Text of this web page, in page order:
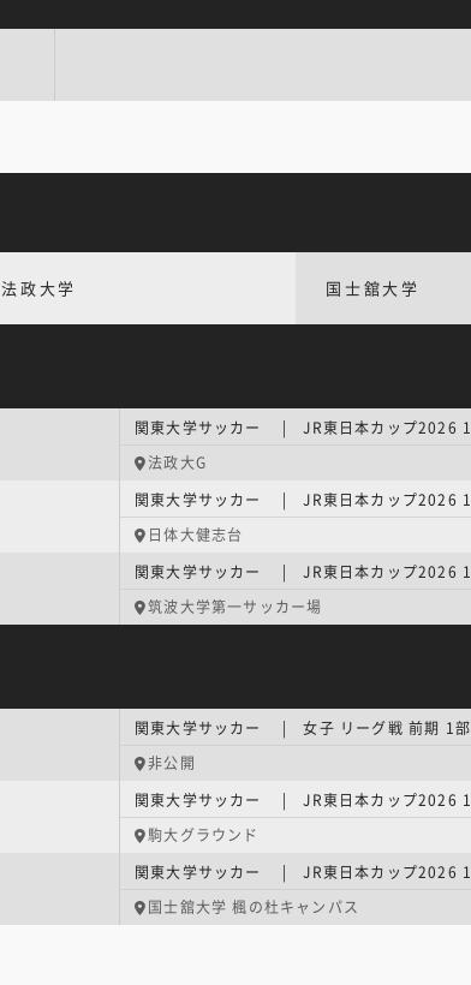
法政大学 国士舘大学
法政大G
日体大健志台
筑波大学第一サッカー場
関東大学サッカー | 女子 リーグ戦 前期 1部
非公開
駒大グラウンド
国士舘大学 楓の杜キャンパス